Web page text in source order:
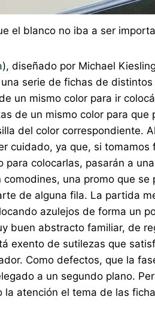
el blanco no iba a ser
), diseñado por Michael
serie de fichas de
un mismo color para ir
de un mismo color para
del color correspondiente.
cuidado, ya que, si
colocarlas, pasarán a
una promo que
de alguna fila. La partida
azulejos de forma un
buen abstracto familiar, de
exento de sutilezas que
Como defectos, que la
a un segundo plano.
atención el tema de las